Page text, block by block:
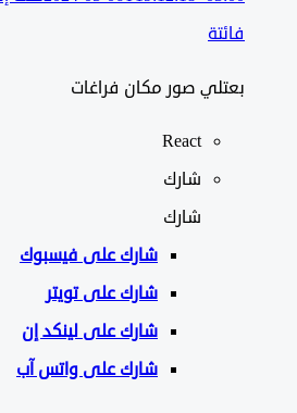
بعتلي صور مكان فراغات
React
شارك
شارك علىفيسبوك
شارك على تويتر
شارك على لينكد إن
شارك على واتس آب